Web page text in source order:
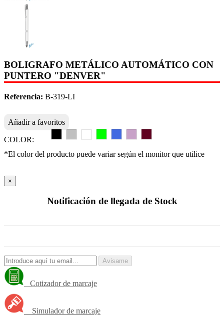
BOLIGRAFO METÁLICO AUTOMÁTICO CON
PUNTERO "DENVER"
Referencia: B-319-LI
Añadir a favoritos
COLOR:
*El color del producto puede variar según el monitor que utilice
×
Notificación de llegada de Stock
Avisame
Cotizador de marcaje
Simulador de marcaje